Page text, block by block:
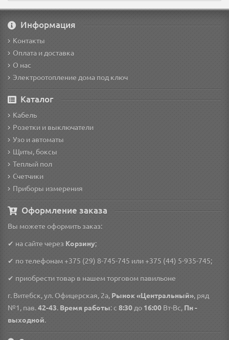
Информация
Контакты
Оплата и доставка
О нас
Электроотопление дома под ключ
Каталог
Кабель
Розетки и выключатели
Узо и автоматы
Щиты, боксы
Теплый пол
Счетчики
Приборы измерения
Оформление заказа
Вы можете оформить заказ:
✔ на сайте через Корзину;
✔ по телефонам +375 (29) 8-745-745 или +375 (44) 5-935-745;
✔ приобрести товар в нашем торговом павильоне
г. Витебск, ул. Офицерская, 2а, Рынок «Центральный», ряд
№1, пав.42-43. Время работы: с 8:30 до 16:00 Вт-Вс, Пн -
выходной.